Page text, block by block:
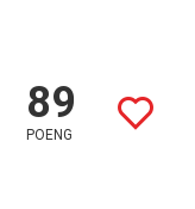
89
POENG